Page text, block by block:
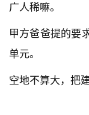
广人稀嘛。
甲方爸爸提的要
单元。
空地不算大，把